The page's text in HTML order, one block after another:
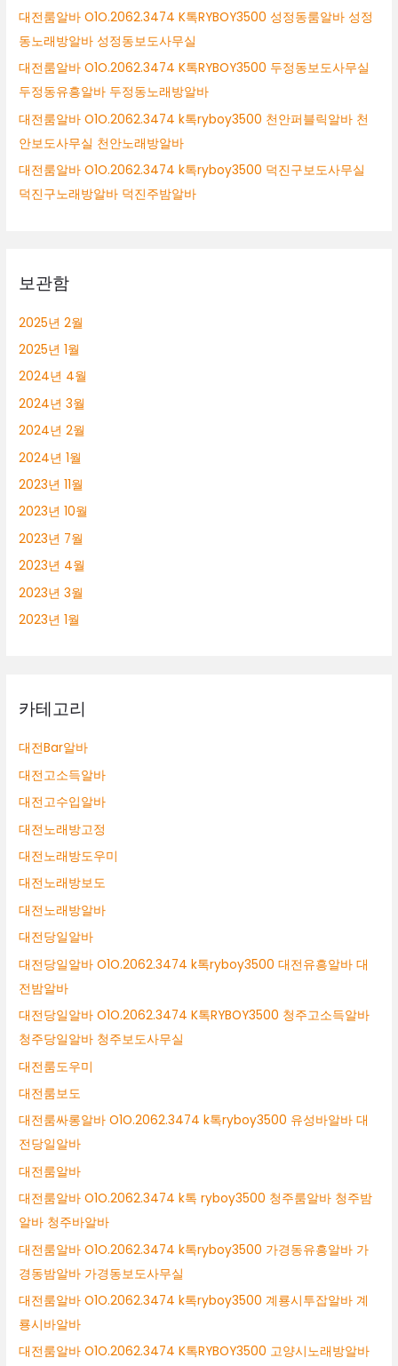
대전룸알바 O1O.2062.3474 K톡RYBOY3500 성정동룸알바 성정
동노래방알바 성정동보도사무실
대전룸알바 O1O.2062.3474 K톡RYBOY3500 두정동보도사무실
두정동유흥알바 두정동노래방알바
대전룸알바 O1O.2062.3474 k톡ryboy3500 천안퍼블릭알바 천
안보도사무실 천안노래방알바
대전룸알바 O1O.2062.3474 k톡ryboy3500 덕진구보도사무실
덕진구노래방알바 덕진주밤알바
보관함
2025년 2월
2025년 1월
2024년 4월
2024년 3월
2024년 2월
2024년 1월
2023년 11월
2023년 10월
2023년 7월
2023년 4월
2023년 3월
2023년 1월
카테고리
대전Bar알바
대전고소득알바
대전고수입알바
대전노래방고정
대전노래방도우미
대전노래방보도
대전노래방알바
대전당일알바
대전당일알바 O1O.2062.3474 k톡ryboy3500 대전유흥알바 대
전밤알바
대전당일알바 O1O.2062.3474 K톡RYBOY3500 청주고소득알바
청주당일알바 청주보도사무실
대전룸도우미
대전룸보도
대전룸싸롱알바 O1O.2062.3474 k톡ryboy3500 유성바알바 대
전당일알바
대전룸알바
대전룸알바 O1O.2062.3474 k톡 ryboy3500 청주룸알바 청주밤
알바 청주바알바
대전룸알바 O1O.2062.3474 k톡ryboy3500 가경동유흥알바 가
경동밤알바 가경동보도사무실
대전룸알바 O1O.2062.3474 k톡ryboy3500 계룡시투잡알바 계
룡시바알바
대전룸알바 O1O.2062.3474 K톡RYBOY3500 고양시노래방알바